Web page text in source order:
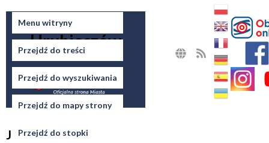
Menu witryny
Przejdź do treści
Przejdź do wyszukiwania
Przejdź do mapy strony
Przejdź do stopki
Miasto
Hrubieszów
Jesteś tutaj